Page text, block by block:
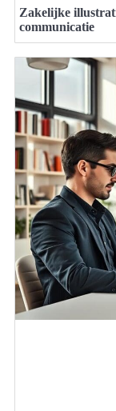
Zakelijke
communicatie